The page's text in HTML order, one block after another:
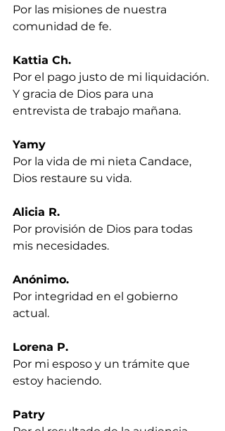
Por las misiones de nuestra
comunidad de fe.
Kattia Ch.
Por el pago justo de mi liquidación.
Y gracia de Dios para una
entrevista de trabajo mañana.
Yamy
Por la vida de mi nieta Candace,
Dios restaure su vida.
Alicia R.
Por provisión de Dios para todas
mis necesidades.
Anónimo.
Por integridad en el gobierno
actual.
Lorena P.
Por mi esposo y un trámite que
estoy haciendo.
Patry